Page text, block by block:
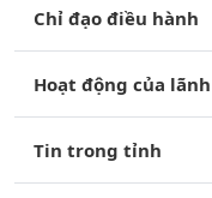
Chỉ đạo điều hành
Hoạt động của
Tin trong tỉnh